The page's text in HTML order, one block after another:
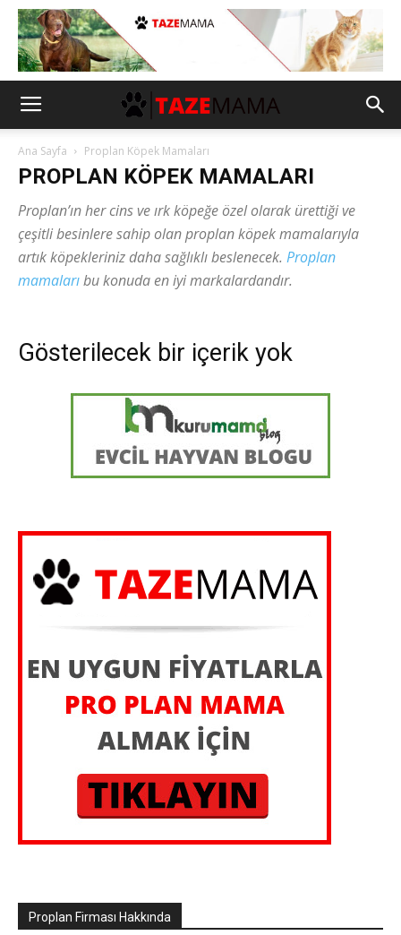
Ana Sayfa Proplan Köpek Mamaları
PROPLAN KÖPEK MAMALARI
Proplan’ın her cins ve ırk köpeğe özel olarak ürettiği ve
çeşitli besinlere sahip olan proplan köpek mamalarıyla
artık köpekleriniz daha sağlıklı beslenecek. Proplan
mamalarıbu konuda en iyi markalardandır.
Gösterilecek bir içerik yok
Proplan Firması Hakkında